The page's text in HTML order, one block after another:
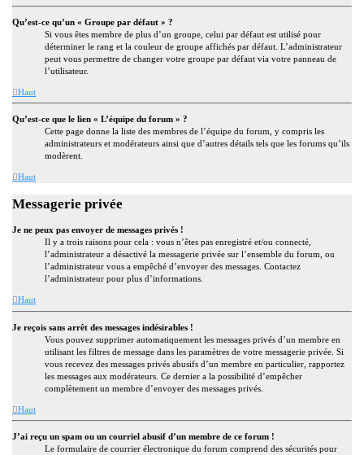
Qu’est-ce qu’un « Groupe par défaut » ?
Si vous êtes membre de plus d’un groupe, celui par défaut est utilisé pour
déterminer le rang et la couleur de groupe affichés par défaut. L’administrateur
peut vous permettre de changer votre groupe par défaut via votre panneau de
l’utilisateur.
Haut
Qu’est-ce que le lien « L’équipe du forum » ?
Cette page donne la liste des membres de l’équipe du forum, y compris les
administrateurs et modérateurs ainsi que d’autres détails tels que les forums qu’ils
modèrent.
Haut
Messagerie privée
Je ne peux pas envoyer de messages privés !
Il y a trois raisons pour cela : vous n’êtes pas enregistré et/ou connecté,
l’administrateur a désactivé la messagerie privée sur l’ensemble du forum, ou
l’administrateur vous a empêché d’envoyer des messages. Contactez
l’administrateur pour plus d’informations.
Haut
Je reçois sans arrêt des messages indésirables !
Vous pouvez supprimer automatiquement les messages privés d’un membre en
utilisant les filtres de message dans les paramètres de votre messagerie privée. Si
vous recevez des messages privés abusifs d’un membre en particulier, rapportez
les messages aux modérateurs. Ce dernier a la possibilité d’empêcher
complètement un membre d’envoyer des messages privés.
Haut
J’ai reçu un spam ou un courriel abusif d’un membre de ce forum !
Le formulaire de courrier électronique du forum comprend des sécurités pour